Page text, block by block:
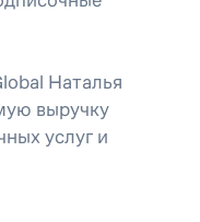
Наталья
выручку
услуг и